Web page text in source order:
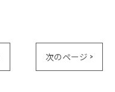
次のページ >